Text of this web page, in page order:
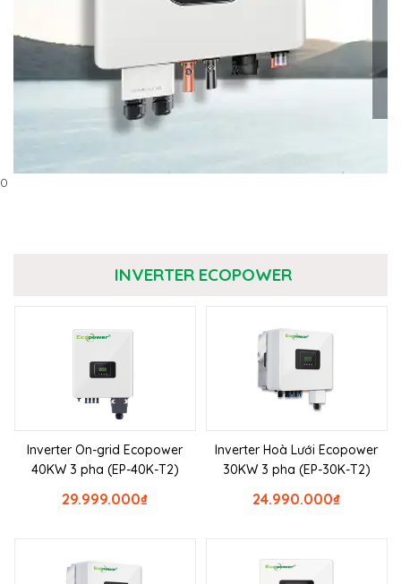
0
INVERTER ECOPOWER
Inverter On-grid Ecopower
40KW 3 pha (EP-40K-T2)
₫
29.999.000
Inverter Hoà Lưới Ecopower
30KW 3 pha (EP-30K-T2)
₫
24.990.000